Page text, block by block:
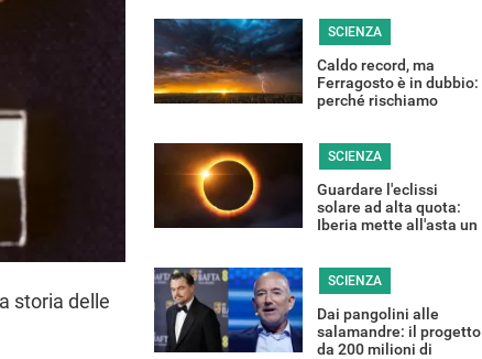
storia delle
SCIENZA
Caldo record, ma
Ferragosto è in dubbio:
perché rischiamo
SCIENZA
Guardare l'eclissi
solare ad alta quota:
Iberia mette all'asta un
SCIENZA
Dai pangolini alle
salamandre: il progetto
da 200 milioni di